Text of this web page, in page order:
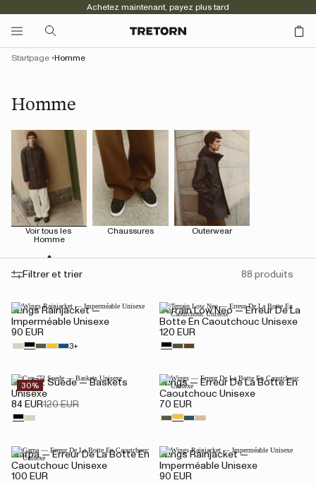
Achetez maintenant, payez plus tard
Homme
Startpage Homme
Voir tous les
Homme
Chaussures Outerwear
Filtrer et trier 88 produits
Wings Rainjacket —
Imperméable Unisexe
90 EUR
3+
Terrain Low Neo — Erreur De La
Botte En Caoutchouc Unisexe
120 EUR
30%
Cup '72 Suede — Baskets
Unisexe
84 EUR120 EUR
Wings — Erreur De La Botte En
Caoutchouc Unisexe
70 EUR
Garpa — Erreur De La Botte En
Caoutchouc Unisexe
100 EUR
Wings Rainjacket —
Imperméable Unisexe
90 EUR